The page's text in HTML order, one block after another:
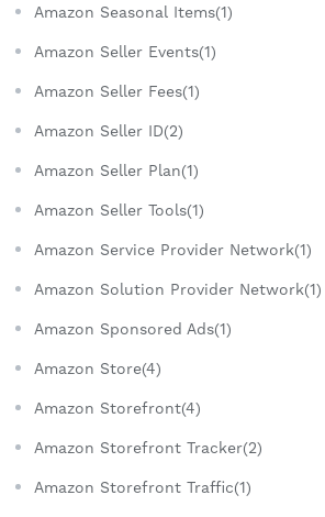
Amazon Seasonal Items(1)
Amazon Seller Events(1)
Amazon Seller Fees(1)
Amazon Seller ID(2)
Amazon Seller Plan(1)
Amazon Seller Tools(1)
Amazon Service Provider Network(1)
Amazon Solution Provider Network(1)
Amazon Sponsored Ads(1)
Amazon Store(4)
Amazon Storefront(4)
Amazon Storefront Tracker(2)
Amazon Storefront Traffic(1)